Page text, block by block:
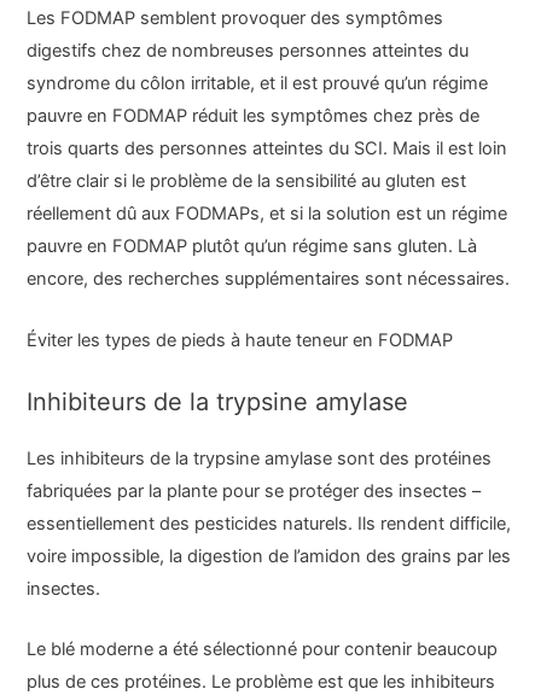
Les FODMAP semblent provoquer des symptômes
digestifs chez de nombreuses personnes atteintes du
syndrome du côlon irritable, et il est prouvé qu’un régime
pauvre en FODMAP réduit les symptômes chez près de
trois quarts des personnes atteintes du SCI. Mais il est loin
d’être clair si le problème de la sensibilité au gluten est
réellement dû aux FODMAPs, et si la solution est un régime
pauvre en FODMAP plutôt qu’un régime sans gluten. Là
encore, des recherches supplémentaires sont nécessaires.
Éviter les types de pieds à haute teneur en FODMAP
Inhibiteurs de la trypsine amylase
Les inhibiteurs de la trypsine amylase sont des protéines
fabriquées par la plante pour se protéger des insectes –
essentiellement des pesticides naturels. Ils rendent difficile,
voire impossible, la digestion de l’amidon des grains par les
insectes.
Le blé moderne a été sélectionné pour contenir beaucoup
plus de ces protéines. Le problème est que les inhibiteurs